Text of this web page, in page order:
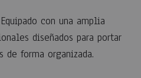
con una amplia
diseñados para portar
de forma organizada.